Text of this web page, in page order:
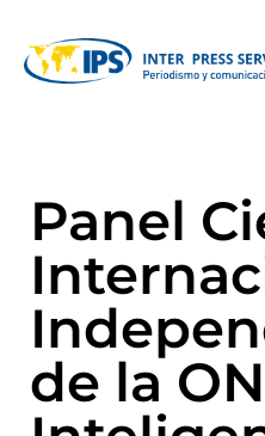
Panel
de la